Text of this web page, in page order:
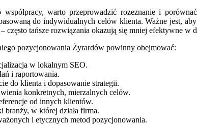
współpracy, warto przeprowadzić rozeznanie i
do indywidualnych celów klienta. Ważne jest,
często tańsze rozwiązania okazują się mniej efektywne w
pozycjonowania Żyrardów powinny obejmować:
w lokalnym SEO.
i raportowania.
do klienta i dopasowanie strategii.
konkretnych, mierzalnych celów.
od innych klientów.
branży, w której działa firma.
i etycznych metod pozycjonowania.